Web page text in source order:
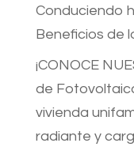
Conduciendo
Beneficios de
¡CONOCE
de
vivienda
radiante y